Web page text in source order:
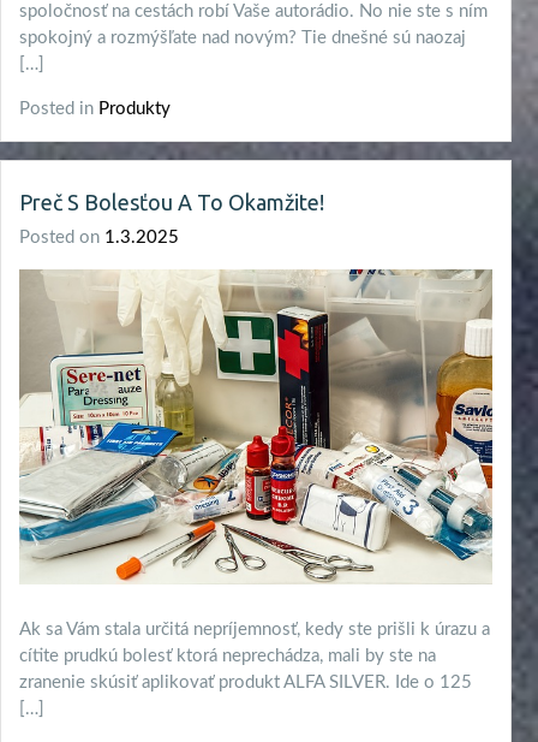
spoločnosť na cestách robí Vaše autorádio. No nie ste s ním
spokojný a rozmýšľate nad novým? Tie dnešné sú naozaj
[…]
Posted in Produkty
Preč S Bolesťou A To Okamžite!
Posted on 1.3.2025
Ak sa Vám stala určitá nepríjemnosť, kedy ste prišli k úrazu a
cítite prudkú bolesť ktorá neprechádza, mali by ste na
zranenie skúsiť aplikovať produkt ALFA SILVER. Ide o 125
[…]